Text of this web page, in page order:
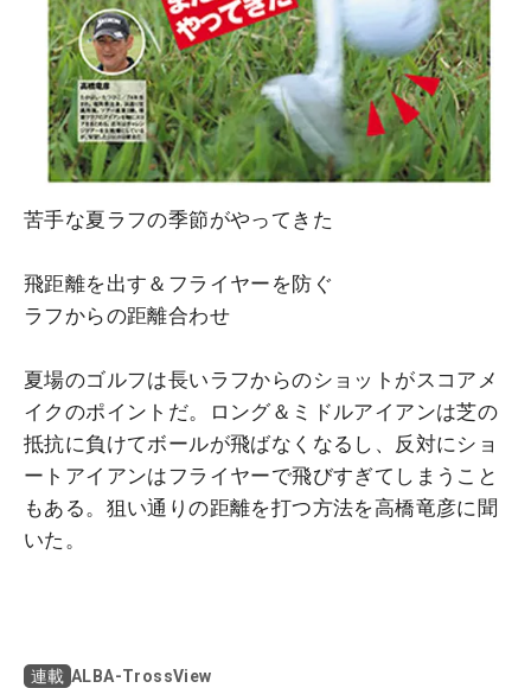
苦手な夏ラフの季節がやってきた
飛距離を出す＆フライヤーを防ぐ
ラフからの距離合わせ
夏場のゴルフは長いラフからのショットがスコアメ
イクのポイントだ。ロング＆ミドルアイアンは芝の
抵抗に負けてボールが飛ばなくなるし、反対にショ
ートアイアンはフライヤーで飛びすぎてしまうこと
もある。狙い通りの距離を打つ方法を高橋竜彦に聞
いた。
連載 ALBA-TrossView